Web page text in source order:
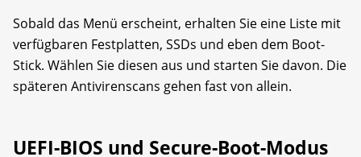
Sobald das Menü erscheint, erhalten Sie eine Liste mit
verfügbaren Festplatten, SSDs und eben dem Boot-
Stick. Wählen Sie diesen aus und starten Sie davon. Die
späteren Antivirenscans gehen fast von allein.
UEFI-BIOS und Secure-Boot-Modus